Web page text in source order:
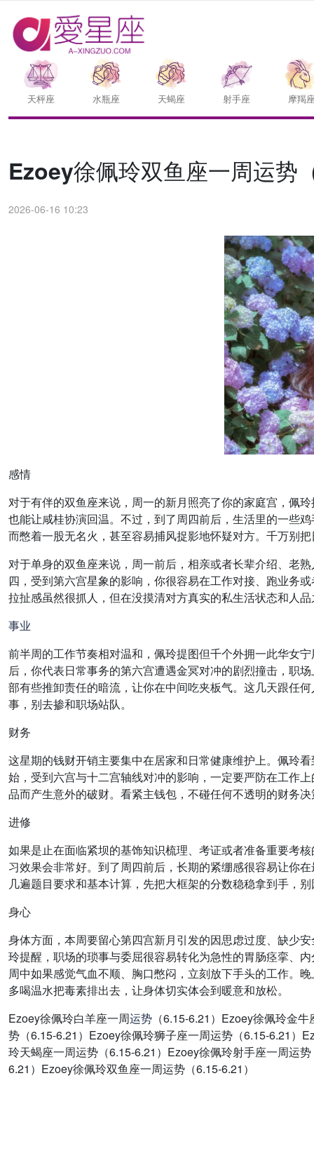
天枰座 水瓶座 天蝎座 射手座 摩羯
Ezoey徐佩玲双鱼座一周运势
2026-06-16 10:23
感情
对于有伴的双鱼座来说，周一的新月照亮了你的家庭宫，佩
也能让咸桂协演回温。不过，到了周四前后，生活里的一些
而憋着一股无名火，甚至容易捕风捉影地怀疑对方。千万别
对于单身的双鱼座来说，周一前后，相亲或者长辈介绍、老
四，受到第六宫星象的影响，你很容易在工作对接、跑业务
拉扯感虽然很抓人，但在没摸清对方真实的私生活状态和人
事业
前半周的工作节奏相对温和，佩玲提图但千个外拥一此华女
后，你代表日常事务的第六宫遭遇金冥对冲的剧烈撞击，职
部有些推卸责任的暗流，让你在中间吃夹板气。这几天跟任
事，别去掺和职场站队。
财务
这星期的钱财开销主要集中在居家和日常健康维护上。佩玲
始，受到六宫与十二宫轴线对冲的影响，一定要严防在工作
品而产生意外的破财。看紧主钱包，不碰任何不透明的财务
进修
如果是止在面临紧坝的基饰知识梳理、考证或者准备重要考
习效果会非常好。到了周四前后，长期的紧绷感很容易让你
几遍题目要求和基本计算，先把大框架的分数稳稳拿到手，
身心
身体方面，本周要留心第四宫新月引发的因思虑过度、缺少
玲提醒，职场的琐事与委屈很容易转化为急性的胃肠痉挛、
周中如果感觉气血不顺、胸口憋闷，立刻放下手头的工作。
多喝温水把毒素排出去，让身体切实体会到暖意和放松。
Ezoey徐佩玲白羊座一周运势 （6.15-6.21）Ezoey徐佩玲金
势（6.15-6.21）Ezoey徐佩玲狮子座一周运势（6.15-6.21）
玲天蝎座一周运势（6.15-6.21）Ezoey徐佩玲射手座一周运
6.21）Ezoey徐佩玲双鱼座一周运势（6.15-6.21）